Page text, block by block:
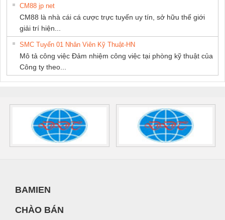
CM88 jp net
CM88 là nhà cái cá cược trực tuyến uy tín, sở hữu thế giới
giải trí hiện...
SMC Tuyển 01 Nhân Viên Kỹ Thuật-HN
Mô tả công việc Đảm nhiệm công việc tại phòng kỹ thuật của
Công ty theo...
BAMIEN
CHÀO BÁN